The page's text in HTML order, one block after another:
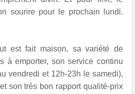
sourire pour le prochain lundi.
est fait maison, sa variété de
à emporter, son service continu
vendredi et 12h-23h le samedi),
son très bon rapport qualité-prix